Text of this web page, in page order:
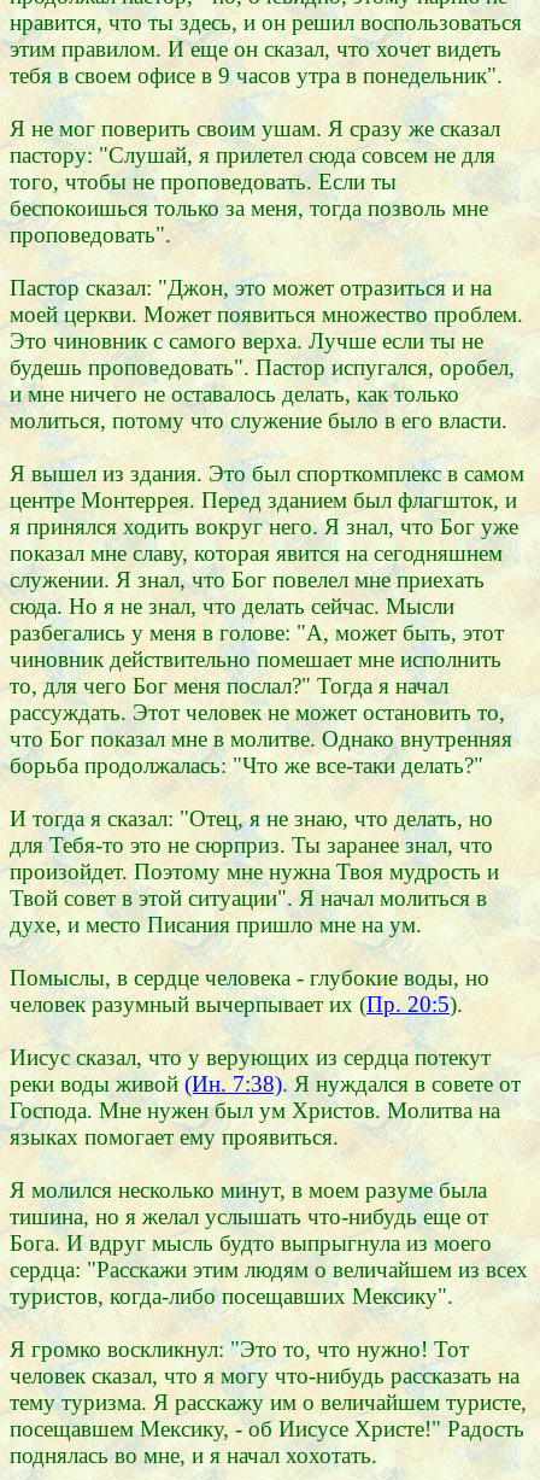
нравится, что ты здесь, и он решил воспользоваться
этим правилом. И еще он сказал, что хочет видеть
тебя в своем офисе в 9 часов утра в понедельник".
Я не мог поверить своим ушам. Я сразу же сказал
пастору: "Слушай, я прилетел сюда совсем не для
того, чтобы не проповедовать. Если ты
беспокоишься только за меня, тогда позволь мне
проповедовать".
Пастор сказал: "Джон, это может отразиться и на
моей церкви. Может появиться множество проблем.
Это чиновник с самого верха. Лучше если ты не
будешь проповедовать". Пастор испугался, оробел,
и мне ничего не оставалось делать, как только
молиться, потому что служение было в его власти.
Я вышел из здания. Это был спорткомплекс в самом
центре Монтеррея. Перед зданием был флагшток, и
я принялся ходить вокруг него. Я знал, что Бог уже
показал мне славу, которая явится на сегодняшнем
служении. Я знал, что Бог повелел мне приехать
сюда. Но я не знал, что делать сейчас. Мысли
разбегались у меня в голове: "А, может быть, этот
чиновник действительно помешает мне исполнить
то, для чего Бог меня послал?" Тогда я начал
рассуждать. Этот человек не может остановить то,
что Бог показал мне в молитве. Однако внутренняя
борьба продолжалась: "Что же все-таки делать?"
И тогда я сказал: "Отец, я не знаю, что делать, но
для Тебя-то это не сюрприз. Ты заранее знал, что
произойдет. Поэтому мне нужна Твоя мудрость и
Твой совет в этой ситуации". Я начал молиться в
духе, и место Писания пришло мне на ум.
Помыслы, в сердце человека - глубокие воды, но
человек разумный вычерпывает их (Пр. 20:5).
Иисус сказал, что у верующих из сердца потекут
реки воды живой(Ин. 7:38). Я нуждался в совете от
Господа. Мне нужен был ум Христов. Молитва на
языках помогает ему проявиться.
Я молился несколько минут, в моем разуме была
тишина, но я желал услышать что-нибудь еще от
Бога. И вдруг мысль будто выпрыгнула из моего
сердца: "Расскажи этим людям о величайшем из всех
туристов, когда-либо посещавших Мексику".
Я громко воскликнул: "Это то, что нужно! Тот
человек сказал, что я могу что-нибудь рассказать на
тему туризма. Я расскажу им о величайшем туристе,
посещавшем Мексику, - об Иисусе Христе!" Радость
поднялась во мне, и я начал хохотать.